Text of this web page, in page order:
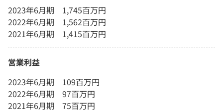
2023年6月期 1,745百万円
2022年6月期 1,562百万円
2021年6月期 1,415百万円
営業利益
2023年6月期 109百万円
2022年6月期 97百万円
2021年6月期 75百万円